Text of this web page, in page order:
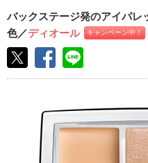
バックステージ発のアイパレ
色／ディオール キャンペーン中！